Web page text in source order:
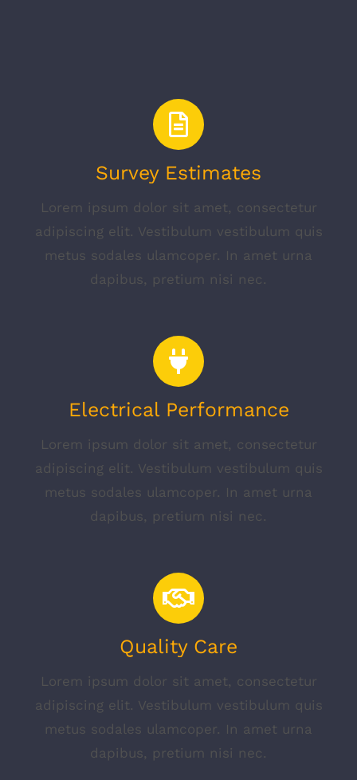
Survey Estimates
Lorem ipsum dolor sit amet, consectetur
adipiscing elit. Vestibulum vestibulum quis
metus sodales ulamcoper. In amet urna
dapibus, pretium nisi nec.
Electrical Performance
Lorem ipsum dolor sit amet, consectetur
adipiscing elit. Vestibulum vestibulum quis
metus sodales ulamcoper. In amet urna
dapibus, pretium nisi nec.
Quality Care
Lorem ipsum dolor sit amet, consectetur
adipiscing elit. Vestibulum vestibulum quis
metus sodales ulamcoper. In amet urna
dapibus, pretium nisi nec.